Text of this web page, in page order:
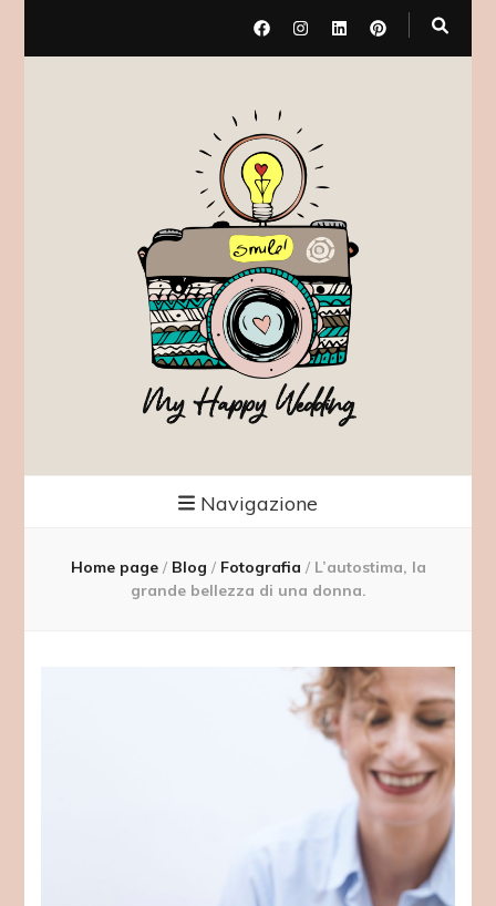
My Happy Wedding
Navigazione
Home page / Blog / Fotografia / L’autostima, la
grande bellezza di una donna.